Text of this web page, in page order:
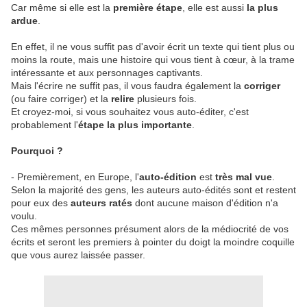
Car même si elle est la première étape , elle est aussi la plus
ardue
En effet, il ne vous suffit pas d'avoir écrit un texte qui tient plus ou
moins la route, mais une histoire qui vous tient à cœur, à la trame
intéressante et aux personnages captivants.
Mais l'écrire ne suffit pas, il vous faudra également la corriger
(ou faire corriger) et la relire plusieurs fois.
Et croyez-moi, si vous souhaitez vous auto-éditer, c'est
probablement l'étape la plus importante
Pourquoi ?
- Premièrement, en Europe, l'auto-édition est très mal vue
Selon la majorité des gens, les auteurs auto-édités sont et restent
pour eux des auteurs ratés dont aucune maison d'édition n'a
voulu.
Ces mêmes personnes présument alors de la médiocrité de vos
écrits et seront les premiers à pointer du doigt la moindre coquille
que vous aurez laissée passer.